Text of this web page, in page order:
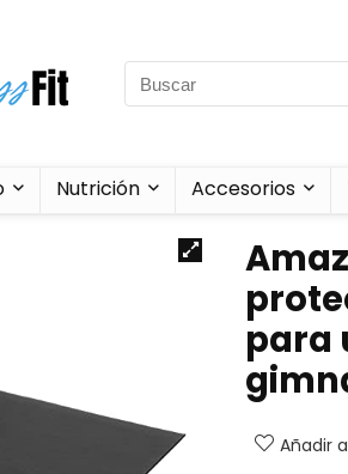
Nutrición Accesorios
para
Añadir